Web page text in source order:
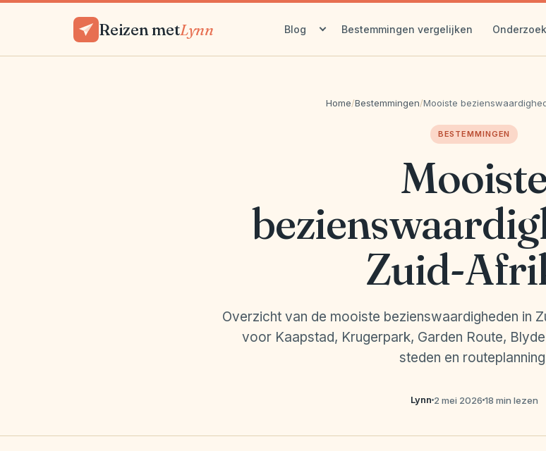
Reizen metLynn Blog Bestemmingen vergelijken
Home/Bestemmingen/Mooiste
BESTEMMINGEN
Mooiste
Zuid-
Overzicht van de mooiste bezienswaardigheden in
voor Kaapstad, Krugerpark, Garden Route,
steden en
Lynn 2 mei 2026 18 min lezen